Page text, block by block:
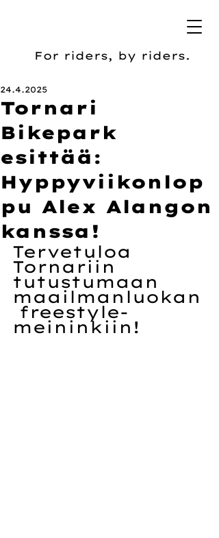
For riders, by riders.
Tornari
Bikepark
esittää:
Hyppyviikonlop
pu Alex Alangon
kanssa!
24.4.2025
Tervetuloa
Tornariin
tutustumaan
maailmanluokan
freestyle-
meininkiin!